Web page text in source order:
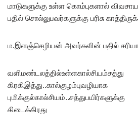
மாடுகளுக்கு உள்ள கொம்புகளால்
பதில் சொல்லுபவர்களுக்கு பரிசு
ம.இளஞ்செழியன் அவர்களின் பதில்
வளிமண்டலத்தில்உள்ளகால்சியம்சத்து
கிரகிஇத்து..கால்குழம்புவழியாக
புமிக்குல்கால்சியம்..சத்துபயிர்களுக்கு
கிடைக்கிரது